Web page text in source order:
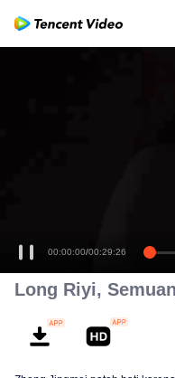
00:00:00/00:29:26
Long Riyi,